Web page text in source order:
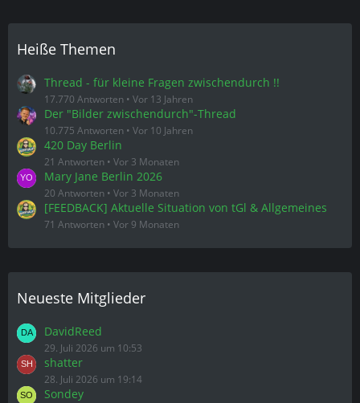
Heiße Themen
Thread - für kleine Fragen zwischendurch !!
17.770 Antworten Vor 13 Jahren
Der "Bilder zwischendurch"-Thread
10.775 Antworten Vor 10 Jahren
420 Day Berlin
21 Antworten Vor 3 Monaten
Mary Jane Berlin 2026
20 Antworten Vor 3 Monaten
[FEEDBACK] Aktuelle Situation von tGl & Allgemeines
71 Antworten Vor 9 Monaten
Neueste Mitglieder
DavidReed
29. Juli 2026 um 10:53
shatter
28. Juli 2026 um 19:14
Sondey